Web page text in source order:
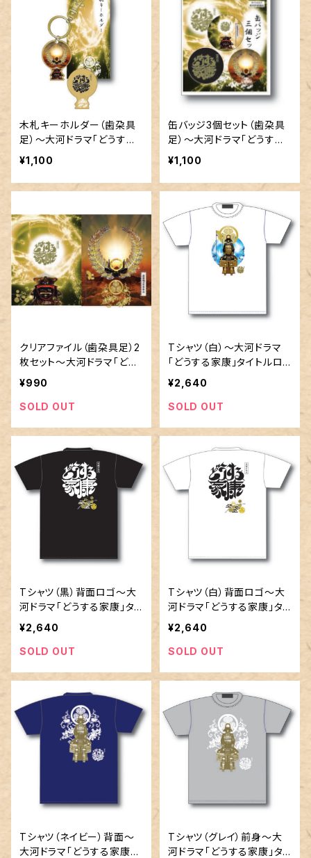
木札キーホルダー（歯朶具
足）～大河ドラマ「どうする
家康」タイトルロゴ使用許諾
商品
¥1,100
缶バッジ3個セット（歯朶具
足）～大河ドラマ「どうする
家康」タイトルロゴ使用許諾
商品
¥1,100
クリアファイル（歯朶具足）2
枚セット～大河ドラマ「どう
する家康」タイトルロゴ使用
¥990
SOLD OUT
Tシャツ（白）～大河ドラマ
「どうする家康」タイトルロ
ゴ使用許諾商品
¥2,640
SOLD OUT
Tシャツ（黒）背面ロゴ～大
河ドラマ「どうする家康」タ
イトルロゴ使用許諾商品
¥2,640
SOLD OUT
Tシャツ（白）背面ロゴ～大
河ドラマ「どうする家康」タ
イトルロゴ使用許諾商品
¥2,640
SOLD OUT
Tシャツ（ネイビー）背面～
大河ドラマ「どうする家康」
Tシャツ（グレイ）前身～大
河ドラマ「どうする家康」タ